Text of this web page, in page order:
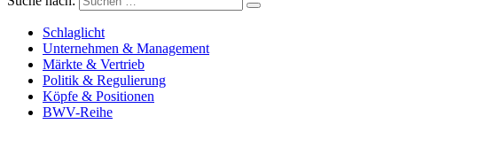
Versicherungswirtschaft-heute
Schlaglicht
Unternehmen & Management
Märkte & Vertrieb
Politik & Regulierung
Köpfe & Positionen
BWV-Reihe